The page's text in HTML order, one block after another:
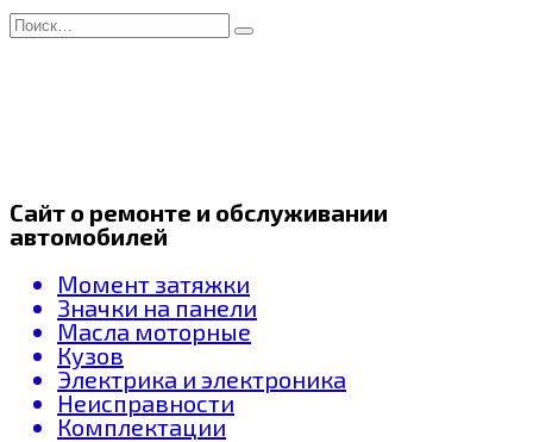
Перейти
к
Search
for:
Сайт о ремонте и обслуживании
автомобилей
Момент затяжки
Значки на панели
Масла моторные
Кузов
Электрика и электроника
Неисправности
Комплектации